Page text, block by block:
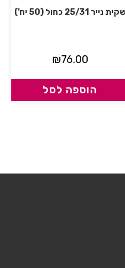
שקית נייר 25/31 כחול (50 יח')
₪76.00
הוספה לסל